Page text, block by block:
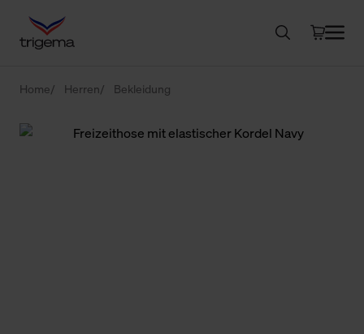
Home Herren Bekleidung